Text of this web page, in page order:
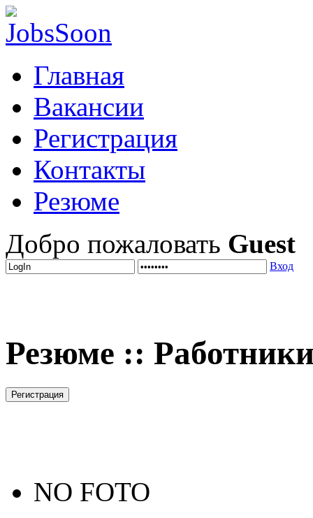
Главная
Вакансии
Регистрация
Контакты
Резюме
Добро пожаловать Guest
Вход
Резюме ::
NO FOTO